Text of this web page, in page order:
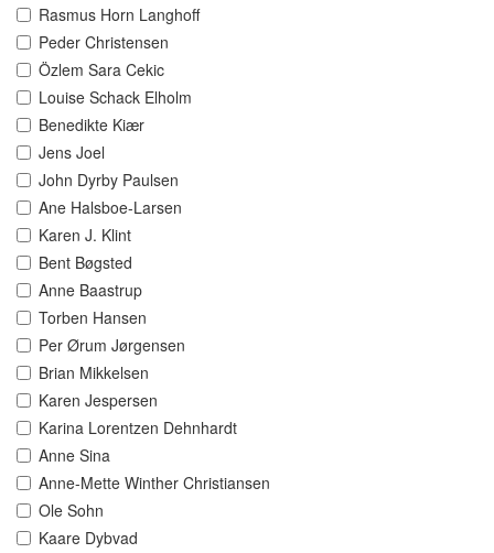
Rasmus Horn Langhoff
Peder Christensen
Özlem Sara Cekic
Louise Schack Elholm
Benedikte Kiær
Jens Joel
John Dyrby Paulsen
Ane Halsboe-Larsen
Karen J. Klint
Bent Bøgsted
Anne Baastrup
Torben Hansen
Per Ørum Jørgensen
Brian Mikkelsen
Karen Jespersen
Karina Lorentzen Dehnhardt
Anne Sina
Anne-Mette Winther Christiansen
Ole Sohn
Kaare Dybvad